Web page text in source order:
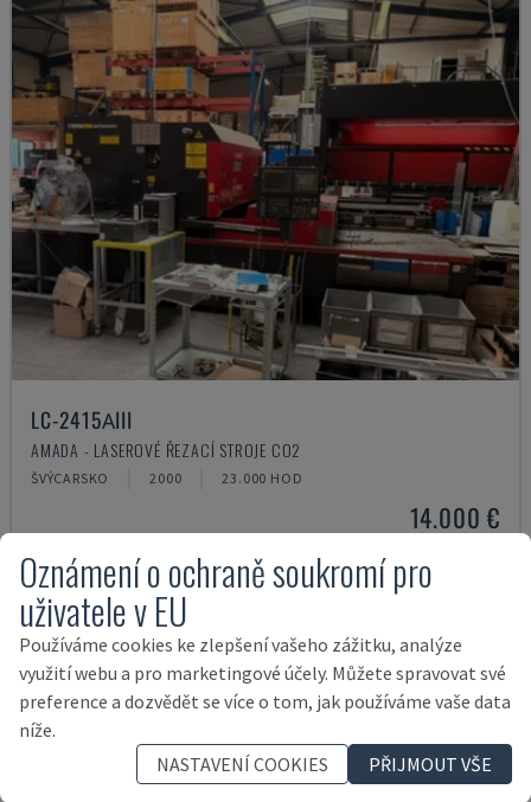
LC-2415ΑIII
AMADA - LASEROVÉ ŘEZACÍ STROJE CO2
ŠVÝCARSKO 2000 23.000 HOD
14.000 €
Oznámení o ochraně soukromí pro
uživatele v EU
Používáme cookies ke zlepšení vašeho zážitku, analýze
využití webu a pro marketingové účely. Můžete spravovat své
preference a dozvědět se více o tom, jak používáme vaše data
níže.
NASTAVENÍ COOKIES
PŘIJMOUT VŠE